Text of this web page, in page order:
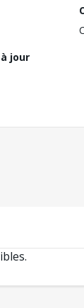
C
jour